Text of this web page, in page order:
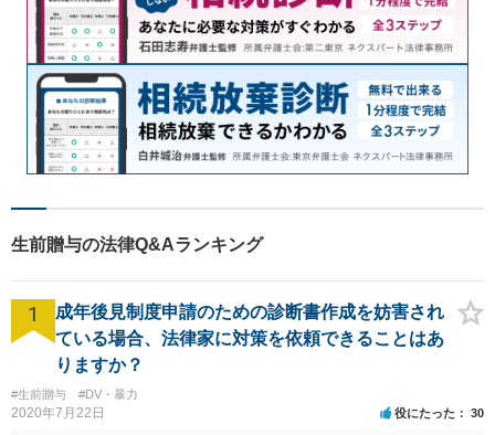
生前贈与の法律Q&Aランキング
1
成年後見制度申請のための診断書作成を妨害され
ている場合、法律家に対策を依頼できることはあ
りますか？
#生前贈与 #DV・暴力
2020年7月22日 役にたった 30